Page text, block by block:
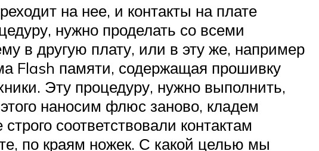
на нее, и контакты на плате
нужно проделать со всеми
в другую плату, или в эту же, например
Flash памяти, содержащая прошивку
Эту процедуру, нужно выполнить,
наносим флюс заново, кладем
соответствовали контактам
по краям ножек. С какой целью мы